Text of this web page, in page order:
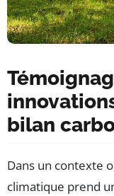
bilan
Dans un contexte
climatique prend